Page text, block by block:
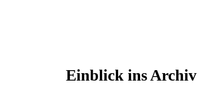
Einblick ins Archiv